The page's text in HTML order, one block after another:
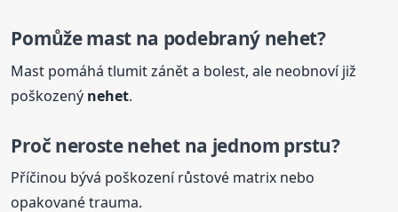
Pomůže mast na podebraný nehet?
Mast pomáhá tlumit zánět a bolest, ale neobnoví již
poškozený nehet.
Proč nerostenehetna jednom prstu?
Příčinou bývá poškození růstové matrix nebo
opakované trauma.